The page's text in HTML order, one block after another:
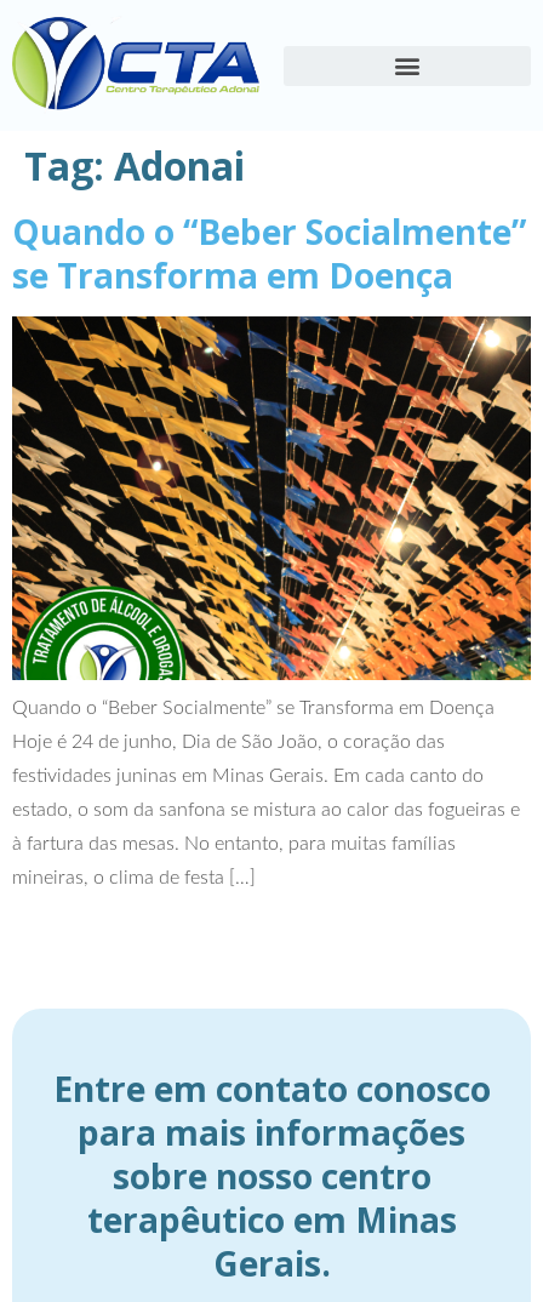
Tag: Adonai
Quando o “Beber Socialmente”
se Transforma em Doença
Quando o “Beber Socialmente” se Transforma em Doença
Hoje é 24 de junho, Dia de São João, o coração das
festividades juninas em Minas Gerais. Em cada canto do
estado, o som da sanfona se mistura ao calor das fogueiras e
à fartura das mesas. No entanto, para muitas famílias
mineiras, o clima de festa […]
Entre em contato conosco
para mais informações
sobre nosso centro
terapêutico em Minas
Gerais.